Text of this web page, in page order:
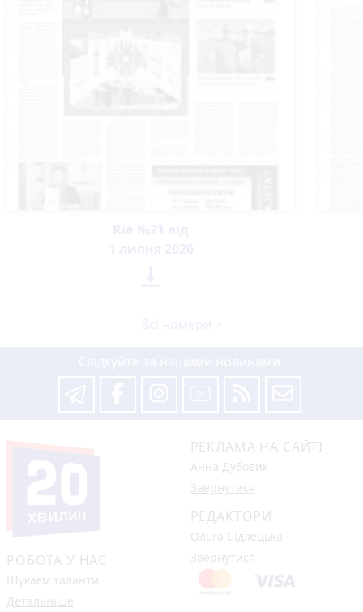
РОБОТА У НАС
Шукаєм таланти
Детальніше
РЕКЛАМА НА САЙТІ
Анна Дубовик
Звернутися
РЕДАКТОРИ
Ольга Сідлецька
Звернутися